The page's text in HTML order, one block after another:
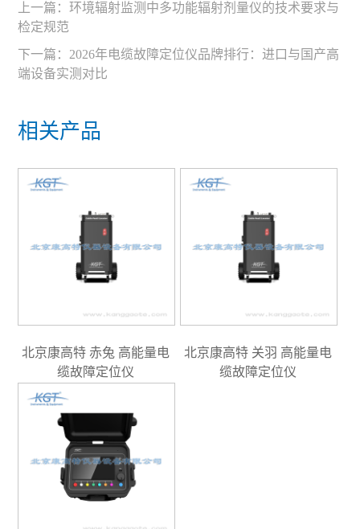
上一篇： 环境辐射监测中多功能辐射剂量仪的技术要求与
检定规范
下一篇： 2026年电缆故障定位仪品牌排行：进口与国产高
端设备实测对比
相关产品
北京康高特 赤兔 高能量电
缆故障定位仪
北京康高特 关羽 高能量电
缆故障定位仪